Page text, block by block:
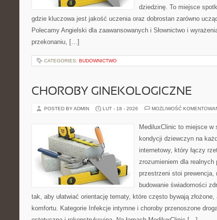
dziedzinę. To miejsce
gdzie kluczowa jest jakość uczenia oraz dobrostan zarówno
Polecamy Angielski dla zaawansowanych i Słownictwo i
przekonaniu, […]
CATEGORIES: BUDOWNICTWO
CHOROBY GINEKOLOGICZNE
POSTED BY ADMIN LUT - 18 - 2026 MOŻLIWOŚĆ
MediluxClinic to miejsce
kondycji dziewczyn na
internetowy, który łączy
zrozumieniem dla
przestrzeni stoi prewencja,
budowanie świadomości
tak, aby ułatwiać orientację tematy, które często bywają
komfortu. Kategorie Infekcje intymne i choroby przenoszone